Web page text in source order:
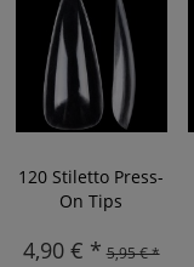
120 Stiletto Press-
On Tips
4,90 € * 5,95 € *